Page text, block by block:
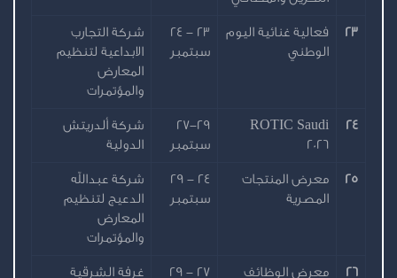
23
فعالية غنائية اليوم
الوطني
23 - 24
سبتمبر
شركة التجارب
الابداعية لتنظيم
المعارض
والمؤتمرات
24
ROTIC Saudi
2026
27-29
سبتمبر
شركة ألدريتش
الدولية
25
معرض المنتجات
المصرية
24 - 29
سبتمبر
شركة عبدالله
الدعيج لتنظيم
المعارض
والمؤتمرات
26 معرض الوظائف
27 - 29
غرفة الشرقية